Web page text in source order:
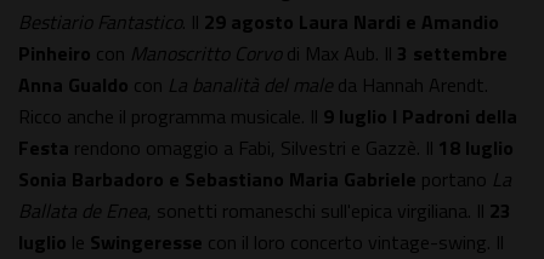
Bestiario Fantastico. Il 29 agosto Laura Nardi e Amandio
Pinheiro con Manoscritto Corvo di Max Aub. Il 3 settembre
Anna Gualdo con La banalità del male da Hannah Arendt.
Ricco anche il programma musicale. Il 9 luglio I Padroni della
Festa rendono omaggio a Fabi, Silvestri e Gazzè. Il 18 luglio
Sonia Barbadoro e Sebastiano Maria Gabriele portano La
Ballata de Enea, sonetti romaneschi sull'epica virgiliana. Il 23
luglio le Swingeresse con il loro concerto vintage-swing. Il